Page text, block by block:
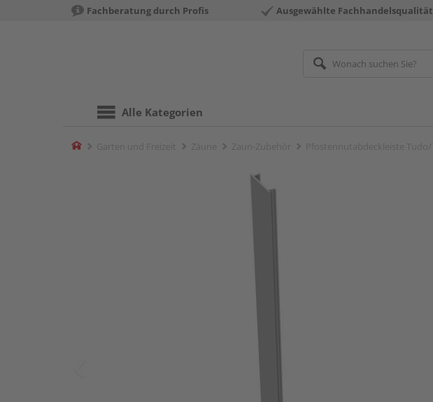
Fachberatung durch Profis Ausgewählte Fachhandelsqualität
Alle Kategorien
Home